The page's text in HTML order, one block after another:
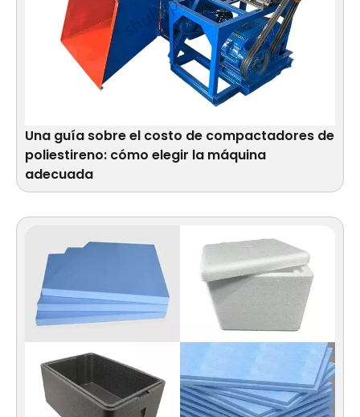
Una guía sobre el costo de compactadores de
poliestireno: cómo elegir la máquina
adecuada